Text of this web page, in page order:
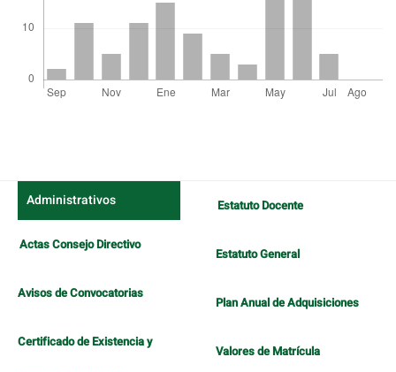
Administrativos
Actas Consejo Directivo
Avisos de Convocatorias
Certificado de Existencia y
Estatuto Docente
Estatuto General
Plan Anual de Adquisiciones
Valores de Matrícula